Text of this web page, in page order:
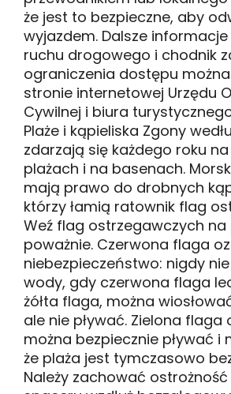
że ​​jest to bezpieczne, aby
wyjazdem. Dalsze
ruchu drogowego i chodnik
ograniczenia dostępu
stronie internetowej Urzędu
Cywilnej i biura
Plaże i kąpieliska Zgony
zdarzają się każdego roku
plażach i na basenach.
mają prawo do drobnych
którzy łamią ratownik flag
Weź flag ostrzegawczych na
poważnie. Czerwona flaga
niebezpieczeństwo: nigdy
wody, gdy czerwona flaga
żółta flaga, można
ale nie pływać. Zielona flaga
można bezpiecznie pływać i
że ​​plaża jest tymczasowo
Należy zachować